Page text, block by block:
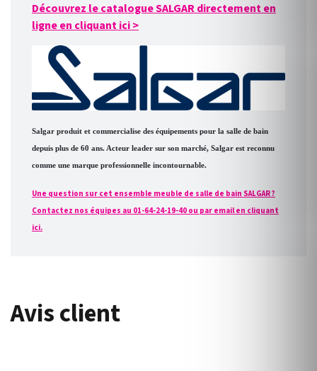
Découvrez le catalogue SALGAR directement en
ligne en cliquant ici>
Salgar produit et commercialise des équipements pour la salle de bain
depuis plus de 60 ans. Acteur leader sur son marché, Salgar est reconnu
comme une marque professionnelle incontournable.
Une question sur cet ensemble meuble de salle de bain SALGAR ?
Contactez nos équipes au 01-64-24-19-40 ou par email en cliquant
ici.
Avis client